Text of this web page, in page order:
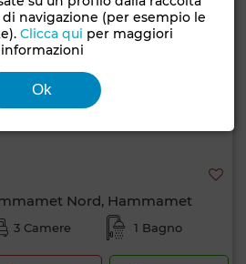
Nord, Hammamet
3 Camere 1 Bagno
navigazione (per esempio le
Clicca qui per maggiori
informazioni
Ok